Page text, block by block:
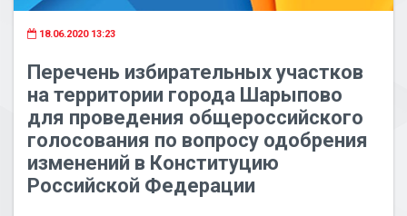
18.06.2020 13:23
Перечень избирательных участков
на территории города Шарыпово
для проведения общероссийского
голосования по вопросу одобрения
изменений в Конституцию
Российской Федерации